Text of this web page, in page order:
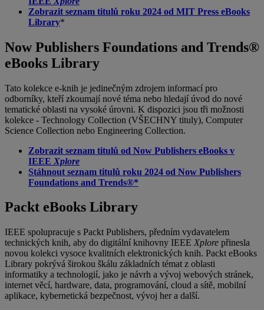
Zobrazit seznam titulů roku 2024 od MIT Press eBooks
Library*
Now Publishers Foundations and Trends®
eBooks Library
Tato kolekce e-knih je jedinečným zdrojem informací pro
odborníky, kteří zkoumají nové téma nebo hledají úvod do nové
tematické oblasti na vysoké úrovni. K dispozici jsou tři možnosti
kolekce - Technology Collection (VŠECHNY tituly), Computer
Science Collection nebo Engineering Collection.
Zobrazit seznam titulů od Now Publishers eBooks v
IEEE Xplore
Stáhnout seznam titulů roku 2024 od Now Publishers
Foundations and Trends®*
Packt eBooks Library
IEEE spolupracuje s Packt Publishers, předním vydavatelem
technických knih, aby do digitální knihovny IEEE Xplore přinesla
novou kolekci vysoce kvalitních elektronických knih. Packt eBooks
Library pokrývá širokou škálu základních témat z oblasti
informatiky a technologií, jako je návrh a vývoj webových stránek,
internet věcí, hardware, data, programování, cloud a sítě, mobilní
aplikace, kybernetická bezpečnost, vývoj her a další.